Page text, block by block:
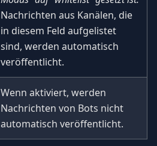
Nachrichten aus Kanälen, die
in diesem Feld aufgelistet
sind, werden automatisch
veröffentlicht.
Wenn aktiviert, werden
Nachrichten von Bots nicht
automatisch veröffentlicht.